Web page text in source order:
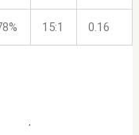
15:1 0.16